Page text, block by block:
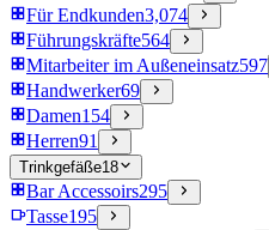
Für Endkunden3,074
Führungskräfte564
Mitarbeiter im Außeneinsatz597
Handwerker69
Damen154
Herren91
Trinkgefäße18
Bar Accessoirs295
Tasse195